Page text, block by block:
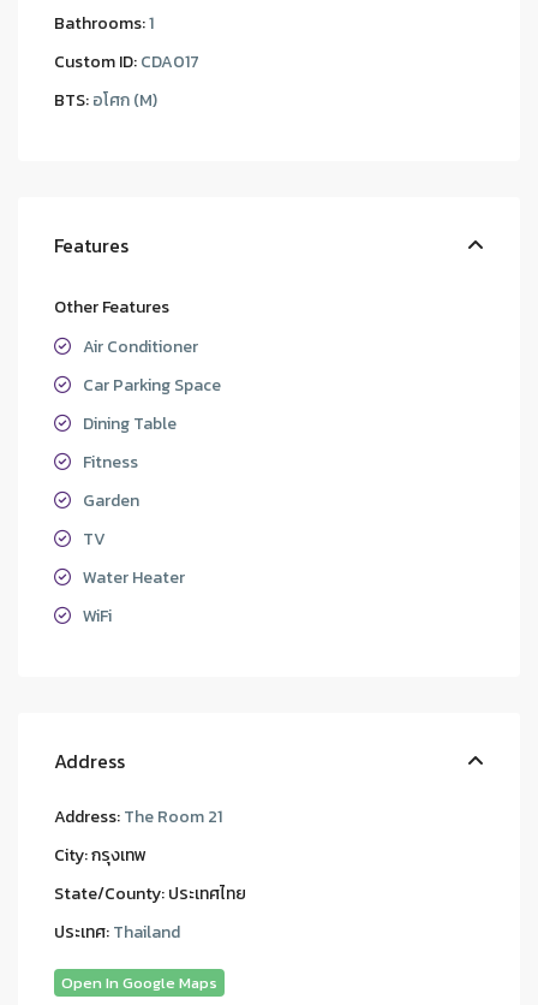
Bathrooms:1
Custom ID:CDA017
BTS:อโศก (M)
Features
Other Features
Air Conditioner
Car Parking Space
Dining Table
Fitness
Garden
TV
Water Heater
WiFi
Address
Address:The Room 21
City:กรุงเทพ
State/County:ประเทศไทย
ประเทศ:Thailand
Open In Google Maps